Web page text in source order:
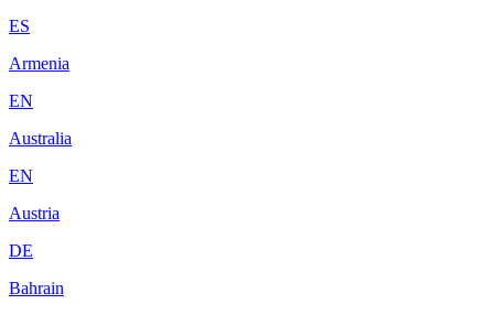
ES
Armenia
EN
Australia
EN
Austria
DE
Bahrain